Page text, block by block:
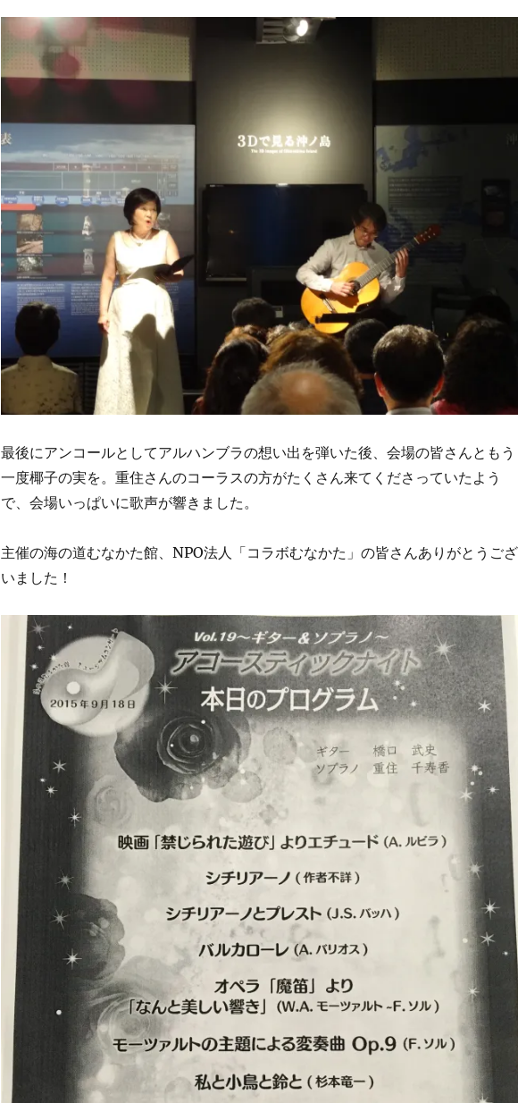
最後にアンコールとしてアルハンブラの想い出を弾いた後、会場の皆さんともう
一度椰子の実を。重住さんのコーラスの方がたくさん来てくださっていたよう
で、会場いっぱいに歌声が響きました。
主催の海の道むなかた館、NPO法人「コラボむなかた」の皆さんありがとうござ
いました！